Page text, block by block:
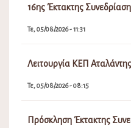
16ης Έκτακτης
Τε, 05/08/2026 - 11:31
Λειτουργία ΚΕΠ Αταλάντης
Τε, 05/08/2026 - 08:15
Πρόσκληση Έκτακτης